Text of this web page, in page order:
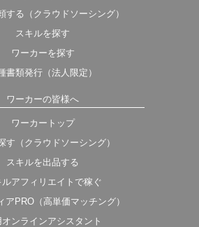
する（クラウドソーシング）
スキルを探す
ワーカーを探す
書類発行（法人限定）
ワーカーの皆様へ
ワーカートップ
す（クラウドソーシング）
スキルを出品する
ルアフィリエイトで稼ぐ
アPRO（高単価マッチング）
ンラインアシスタント